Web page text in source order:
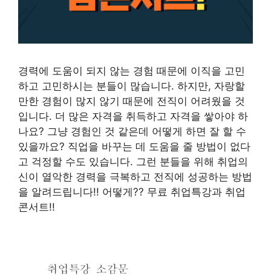
경력에 도움이 되지 않는 경험 때문에 이직을 고민
하고 고민하시는 분들이 많습니다. 하지만, 자랑할
만한 경험이 많지 않기 때문에 전직이 어려웠을 것
입니다. 더 많은 자격을 취득하고 자격을 쌓아야 하
나요? 그냥 경험인 것 같은데 어떻게 하면 잘 할 수
있을까요? 직업을 바꾸는 데 도움을 줄 방법이 없다
고 걱정할 수도 있습니다. 그런 분들을 위해 취업의
신이 열악한 경력을 극복하고 전직에 성공하는 방법
을 알려드립니다!! 어떻게?? 무료 취업특강과 취업
콘서트!!